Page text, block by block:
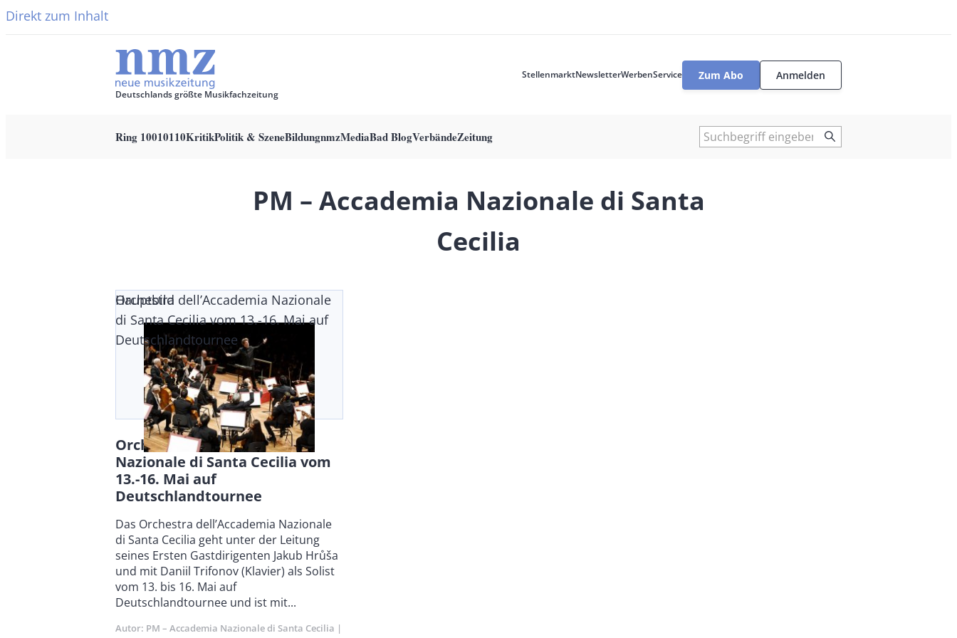
Direkt zum Inhalt
Deutschlands größte Musikfachzeitung
StellenmarktNewsletterWerbenService
User
Zum Abo Anmelden
Ring 10010110KritikPolitik & SzeneBildungnmzMediaBad BlogVerbändeZeitung Suche
PM – Accademia Nazionale di Santa
Cecilia
Orchestra dell’Accademia Nazionale
di Santa Cecilia vom 13.-16. Mai auf
Deutschlandtournee
Hauptbild
Orchestra dell’Accademia
Nazionale di Santa Cecilia vom
13.-16. Mai auf
Deutschlandtournee
Body
Das Orchestra dell’Accademia Nazionale
di Santa Cecilia geht unter der Leitung
seines Ersten Gastdirigenten Jakub Hrůša
und mit Daniil Trifonov (Klavier) als Solist
vom 13. bis 16. Mai auf
Deutschlandtournee und ist mit...
Autor PM – Accademia Nazionale di Santa Cecilia